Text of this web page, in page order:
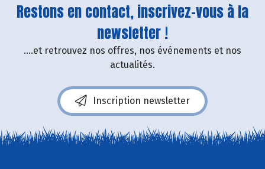
Restons en contact, inscrivez-vous à la
newsletter !
....et retrouvez nos offres, nos événements et nos
actualités.
Inscription newsletter